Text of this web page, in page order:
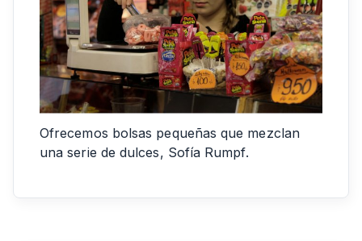
Ofrecemos bolsas pequeñas que mezclan
una serie de dulces, Sofía Rumpf.